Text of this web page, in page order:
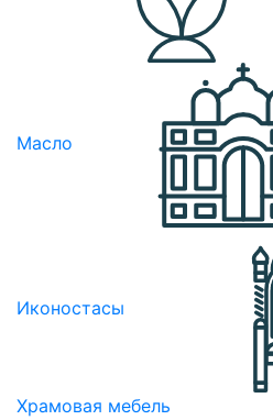
Масло
Иконостасы
Храмовая мебель